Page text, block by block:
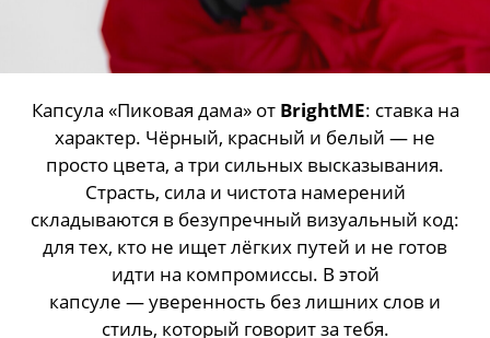
Капсула «Пиковая дама» от BrightME: ставка на
характер. Чёрный, красный и белый — не
просто цвета, а три сильных высказывания.
Страсть, сила и чистота намерений
складываются в безупречный визуальный код:
для тех, кто не ищет лёгких путей и не готов
идти на компромиссы. В этой
капсуле — уверенность без лишних слов и
стиль, который говорит за тебя.